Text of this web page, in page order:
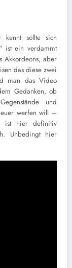
sollte sich
ist ein verdammt
Akkordeons, aber
das diese zwei
man das Video
Gedanken, ob
und
werfen will –
ist hier definitiv
Unbedingt hier